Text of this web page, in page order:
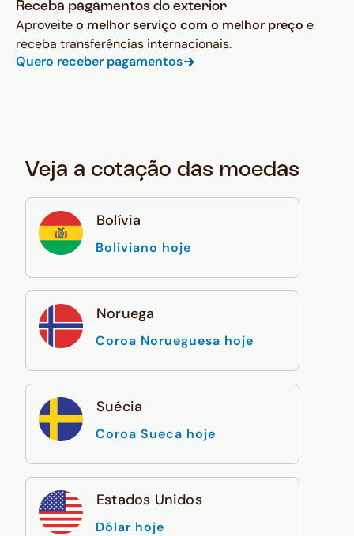
Receba pagamentos do exterior
Aproveiteo melhor serviço com o melhor preço e
receba transferências internacionais.
Quero receber pagamentos
Veja a cotação das moedas
Bolívia
Boliviano hoje
Noruega
Coroa Norueguesa hoje
Suécia
Coroa Sueca hoje
Estados Unidos
Dólar hoje